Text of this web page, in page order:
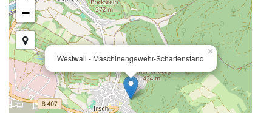
Westwall - Maschinengewehr-Schartenstand
×
−